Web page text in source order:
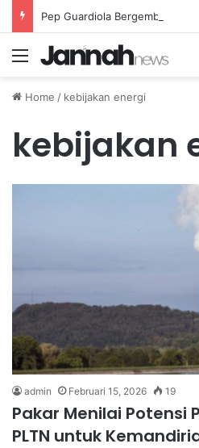
Menu
Home / kebijakan energi
kebijakan
admin Februari 15, 2026 19
Pakar Menilai Potensi
PLTN untuk